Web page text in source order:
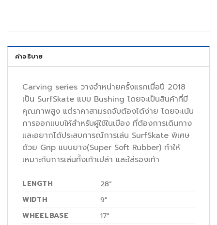
คำอธิบาย
Carving series วางจำหน่ายครั้งแรกเมื่อปี 2018
เป็น SurfSkate แบบ Bushing โดยจะเป็นสินค้าที่มี
คุณภาพสูง แต่ราคาสามรถจับต้องได้ง่าย โดยจะเน้น
การออกแบบให้สำหรับผู้ใช้ในเมือง ที่ต้องการเดินทาง
และอยากได้ประสบการณ์การเล่น SurfSkate พิเศษ
ด้วย Grip แบบยาง(Super Soft Rubber) ทำให้
เหมาะกับการเล่นทั้งเท้าเปล่า และใส่รองเท้า
LENGTH
28”
WIDTH
9″
WHEELBASE
17″